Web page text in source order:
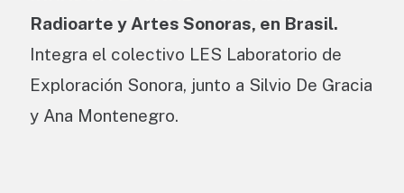
Radioarte y Artes Sonoras, en Brasil.
Integra el colectivo LES Laboratorio de
Exploración Sonora, junto a Silvio De Gracia
y Ana Montenegro.